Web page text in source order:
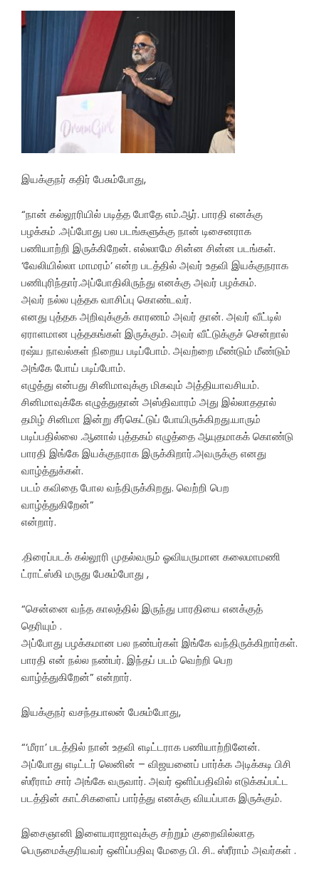
இயக்குநர் கதிர் பேசும்போது,
“நான் கல்லூரியில் படித்த போதே எம்.ஆர். பாரதி எனக்கு
பழக்கம் .அப்போது பல படங்களுக்கு நான் டிசைனராக
பணியாற்றி இருக்கிறேன். எல்லாமே சின்ன சின்ன படங்கள்.
‘வேலியில்லா மாமரம்’ என்ற படத்தில் அவர் உதவி இயக்குநராக
பணிபுரிந்தார்.அப்போதிலிருந்து எனக்கு அவர் பழக்கம்.
அவர் நல்ல புத்தக வாசிப்பு கொண்டவர்.
எனது புத்தக அறிவுக்குக் காரணம் அவர் தான். அவர் வீட்டில்
ஏராளமான புத்தகங்கள் இருக்கும். அவர் வீட்டுக்குச் சென்றால்
ரஷ்ய நாவல்கள் நிறைய படிப்போம். அவற்றை மீண்டும் மீண்டும்
அங்கே போய் படிப்போம்.
எழுத்து என்பது சினிமாவுக்கு மிகவும் அத்தியாவசியம்.
சினிமாவுக்கே எழுத்துதான் அஸ்திவாரம் அது இல்லாததால்
தமிழ் சினிமா இன்று சீர்கெட்டுப் போயிருக்கிறது.யாரும்
படிப்பதில்லை .ஆனால் புத்தகம் எழுத்தை ஆயுதமாகக் கொண்டு
பாரதி இங்கே இயக்குநராக இருக்கிறார்.அவருக்கு எனது
வாழ்த்துக்கள்.
படம் கவிதை போல வந்திருக்கிறது. வெற்றி பெற
வாழ்த்துகிறேன்”
என்றார்.
.திரைப்படக் கல்லூரி முதல்வரும் ஓவியருமான கலைமாமணி
ட்ராட்ஸ்கி மருது பேசும்போது ,
“சென்னை வந்த காலத்தில் இருந்து பாரதியை எனக்குத்
தெரியும் .
அப்போது பழக்கமான பல நண்பர்கள் இங்கே வந்திருக்கிறார்கள்.
பாரதி என் நல்ல நண்பர். இந்தப் படம் வெற்றி பெற
வாழ்த்துகிறேன்” என்றார்.
இயக்குநர் வசந்தபாலன் பேசும்போது,
“‘மீரா’ படத்தில் நான் உதவி எடிட்டராக பணியாற்றினேன்.
அப்போது எடிட்டர் லெனின் – விஜயனைப் பார்க்க அடிக்கடி பிசி
ஸ்ரீராம் சார் அங்கே வருவார். அவர் ஒளிப்பதிவில் எடுக்கப்பட்ட
படத்தின் காட்சிகளைப் பார்த்து எனக்கு வியப்பாக இருக்கும்.
இசைஞானி இளையராஜாவுக்கு சற்றும் குறைவில்லாத
பெருமைக்குரியவர் ஒளிப்பதிவு மேதை பி. சி.. ஸ்ரீராம் அவர்கள் .